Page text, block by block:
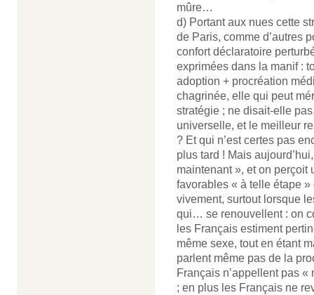
mûre…
d) Portant aux nues cette
de Paris, comme d’autres
confort déclaratoire
exprimées dans la manif :
adoption + procréation
chagrinée, elle qui peut
stratégie ; ne disait-elle
universelle, et le meilleur
? Et qui n’est certes pas
plus tard ! Mais
maintenant », et on perçoit
favorables « à telle étape
vivement, surtout lorsque
qui… se renouvellent : on
les Français estiment
même sexe, tout en étant
parlent même pas de la
Français n’appellent pas
; en plus les Français ne